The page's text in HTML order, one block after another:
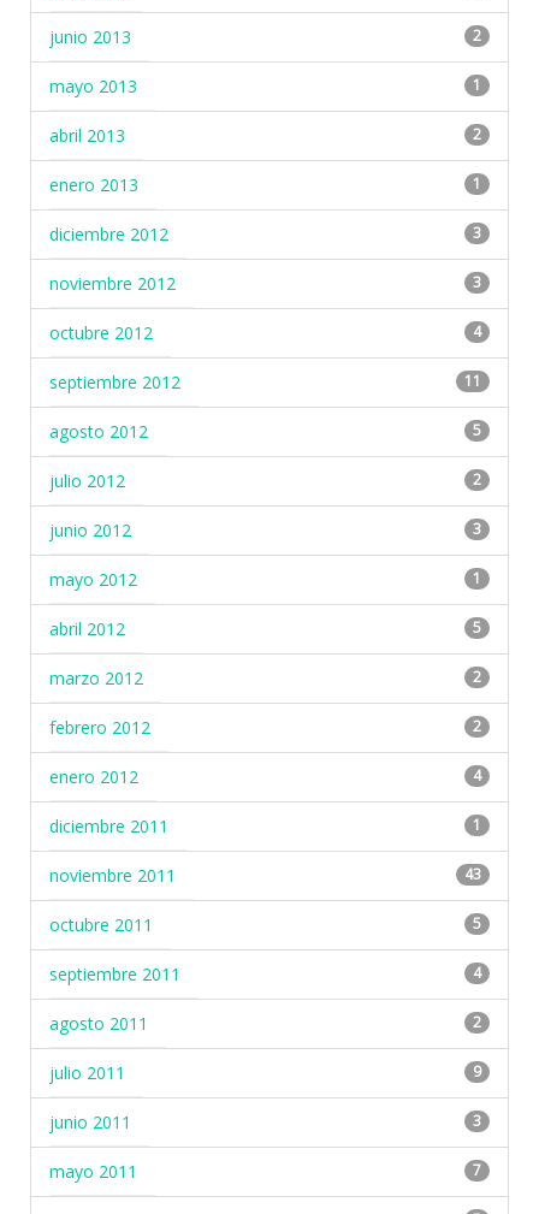
junio 2013 2
mayo 2013 1
abril 2013 2
enero 2013 1
diciembre 2012 3
noviembre 2012 3
octubre 2012 4
septiembre 2012 11
agosto 2012 5
julio 2012 2
junio 2012 3
mayo 2012 1
abril 2012 5
marzo 2012 2
febrero 2012 2
enero 2012 4
diciembre 2011 1
noviembre 2011 43
octubre 2011 5
septiembre 2011 4
agosto 2011 2
julio 2011 9
junio 2011 3
mayo 2011 7